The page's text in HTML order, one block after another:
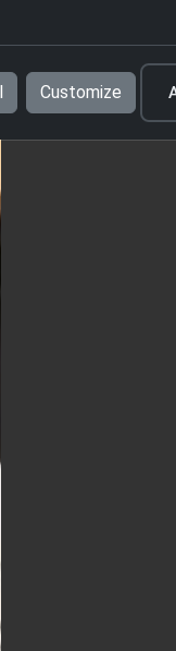
Customize